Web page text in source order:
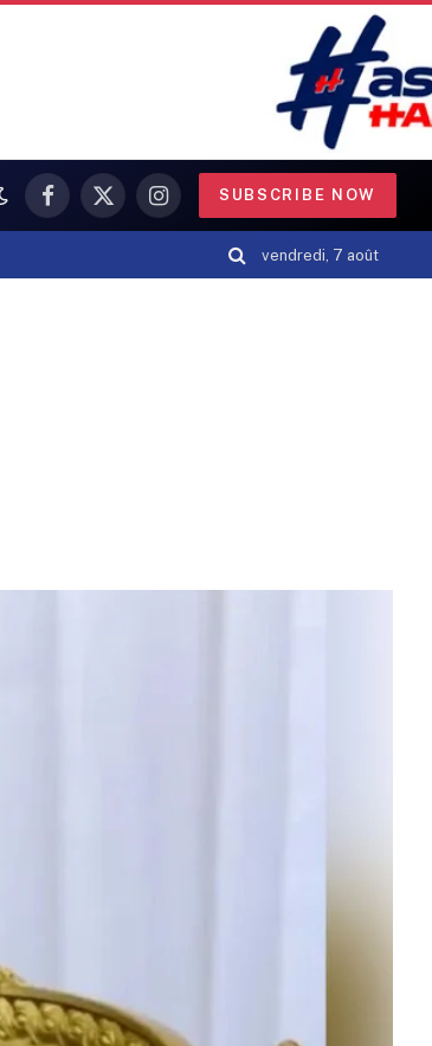
Facebook
X
(Twitter)
Instagram
SUBSCRIBE NOW
vendredi, 7 août